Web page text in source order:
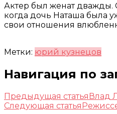
Актер был женат дважды.
когда дочь Наташа была
свои отношения
Метки: юрий кузнецов
Навигация по
Предыдущая статьяВлад
Следующая статья